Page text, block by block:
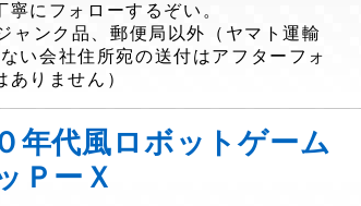
寧にフォローするぞい。
ャンク品、郵便局以外（ヤマト運輸
い会社住所宛の送付はアフターフォ
ありません）
年代風ロボットゲーム
ＰーＸ